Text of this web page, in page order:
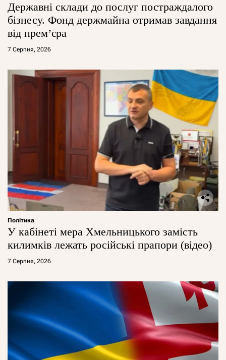
Державні склади до послуг постраждалого
бізнесу. Фонд держмайна отримав завдання
від прем’єра
7 Серпня, 2026
Політика
У кабінеті мера Хмельницького замість
килимків лежать російські прапори (відео)
7 Серпня, 2026